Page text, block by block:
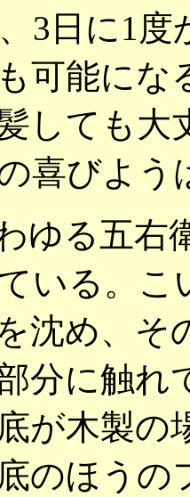
3日に1
可能にな
しても大
喜びよう
ゆる五右
いる。こ
沈め、そ
分に触れ
が木製の
のほう